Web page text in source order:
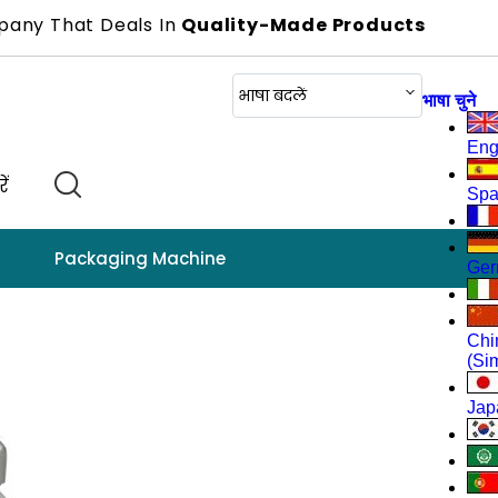
That Deals In Quality-Made Products
भाषा बदलें भाषा चुने
Packaging Machine